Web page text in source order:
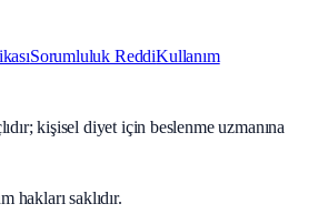
Sorumluluk ReddiKullanım
kişisel diyet için beslenme uzmanına
hakları saklıdır.